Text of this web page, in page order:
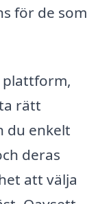
för de som
plattform,
rätt
du enkelt
deras
att välja